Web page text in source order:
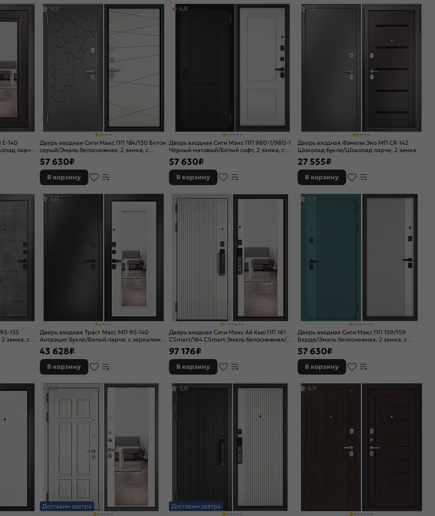
140
ларче,
Дверь входная Сити Макс ПП 184/130 Бетон
серый/Эмаль белоснежная, 2 замка, с
ночной задвижкой
4,9
57 630₽
В корзину
Дверь входная Сити Макс ПП 9BD-1/9BD-1
Чёрный матовый/Белый софт, 2 замка, с
ночной задвижкой
4,8
57 630₽
В корзину
Дверь входная Фэмели Эко МП CR-142
Шоколад букле/Шоколад ларче, 2 замка
5,0
27 555₽
В корзину
135
замка, с
Дверь входная Траст Масс МП 9S-140
Антрацит букле/Белый ларче, с зеркалом, 2
замка, с ночной задвижкой
5,0
43 628₽
В корзину
Дверь входная Сити Макс Ай Кью ПП 161
CSmart/164 CSmart Эмаль белоснежная/
Эмаль белоснежная, 2 замка
5,0
97 176₽
В корзину
Дверь входная Сити Макс ПП 159/159
Верде/Эмаль белоснежная, 2 замка, с
ночной задвижкой
4,9
57 630₽
В корзину
Доставим завтра
5,0
Доставим завтра
5,0 4,9